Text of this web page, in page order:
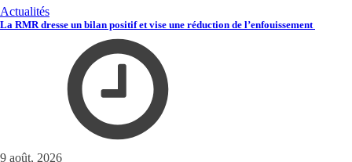
Actualités
La RMR dresse un bilan positif et vise une réduction de l’enfouissement
9 août, 2026